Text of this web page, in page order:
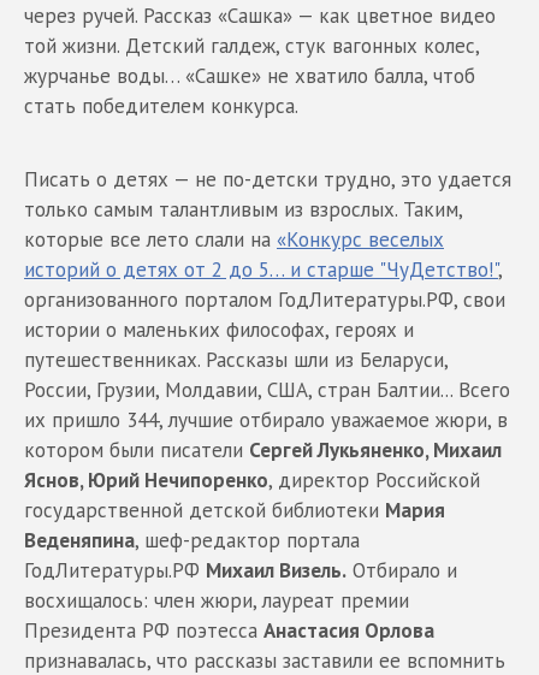
через ручей. Рассказ «Сашка» — как цветное видео
той жизни. Детский галдеж, стук вагонных колес,
журчанье воды… «Сашке» не хватило балла, чтоб
стать победителем конкурса.
Писать о детях — не по-детски трудно, это удается
только самым талантливым из взрослых. Таким,
которые все лето слали на «Конкурс веселых
историй о детях от 2 до 5… и старше "ЧуДетство!",
организованного порталом ГодЛитературы.РФ, свои
истории о маленьких философах, героях и
путешественниках. Рассказы шли из Беларуси,
России, Грузии, Молдавии, США, стран Балтии... Всего
их пришло 344, лучшие отбирало уважаемое жюри, в
котором были писатели Сергей Лукьяненко, Михаил
Яснов, Юрий Нечипоренко, директор Российской
государственной детской библиотеки Мария
Веденяпина, шеф-редактор портала
ГодЛитературы.РФ Михаил Визель. Отбирало и
восхищалось: член жюри, лауреат премии
Президента РФ поэтесса Анастасия Орлова
признавалась, что рассказы заставили ее вспомнить